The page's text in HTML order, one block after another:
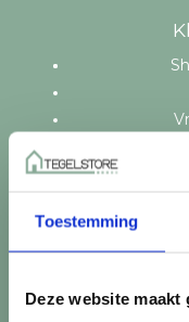
Toestemming
Deze website